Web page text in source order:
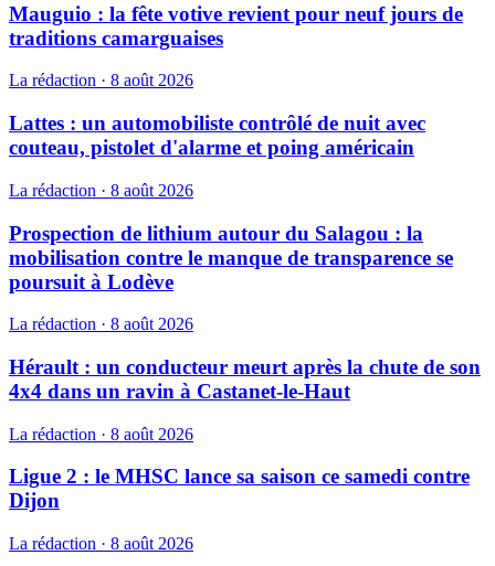
Mauguio : la fête votive revient pour neuf jours de
traditions camarguaises
La rédaction · 8 août 2026
Lattes : un automobiliste contrôlé de nuit avec
couteau, pistolet d'alarme et poing américain
La rédaction · 8 août 2026
Prospection de lithium autour du Salagou : la
mobilisation contre le manque de transparence se
poursuit à Lodève
La rédaction · 8 août 2026
Hérault : un conducteur meurt après la chute de son
4x4 dans un ravin à Castanet-le-Haut
La rédaction · 8 août 2026
Ligue 2 : le MHSC lance sa saison ce samedi contre
Dijon
La rédaction · 8 août 2026